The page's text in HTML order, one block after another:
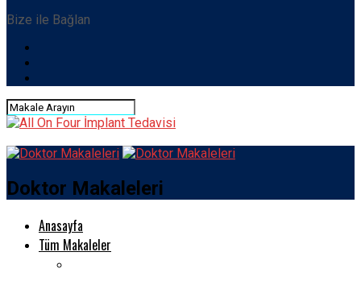
Bize ile Bağlan
Doktor Makaleleri
Anasayfa
Tüm Makaleler